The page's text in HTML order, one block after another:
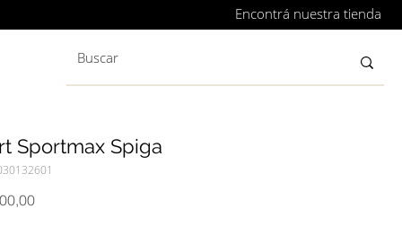
Encontrá nuestra tienda
Sportmax Spiga
Precio